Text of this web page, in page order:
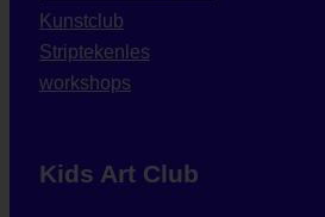
Kunstclub
Striptekenles
workshops
Kids Art Club